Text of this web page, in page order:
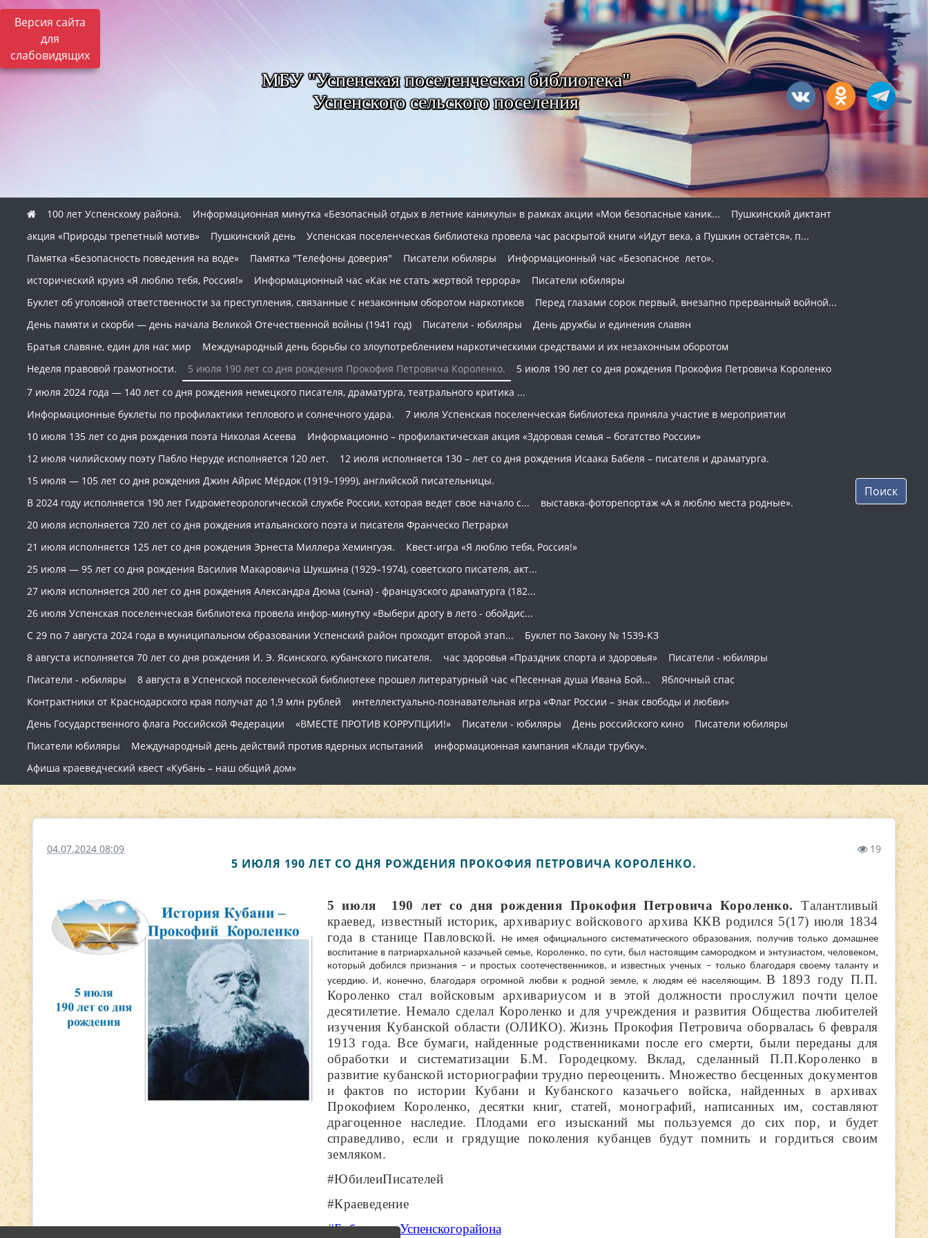
Версия сайта
для
слабовидящих
МБУ "Успенская поселенческая библиотека"
Успенского сельского поселения
100 лет Успенскому района. Информационная минутка «Безопасный отдых в летние каникулы» в рамках акции «Мои безопасные каник...
Пушкинский диктант
акция «Природы трепетный мотив»
Пушкинский день
Успенская поселенческая библиотека провела час раскрытой книги «Идут века, а Пушкин остаётся», п...
Памятка «Безопасность поведения на воде»
Памятка "Телефоны доверия" Писатели юбиляры
Информационный час «Безопасное лето».
исторический круиз «Я люблю тебя, Россия!»
Информационный час «Как не стать жертвой террора»
Писатели юбиляры
Буклет об уголовной ответственности за преступления, связанные с незаконным оборотом наркотиков
Перед глазами сорок первый, внезапно прерванный войной...
День памяти и скорби — день начала Великой Отечественной войны (1941 год)
Писатели - юбиляры
День дружбы и единения славян
Братья славяне, един для нас мир
Международный день борьбы со злоупотреблением наркотическими средствами и их незаконным оборотом
Неделя правовой грамотности.
5 июля 190 лет со дня рождения Прокофия Петровича Короленко.
5 июля 190 лет со дня рождения Прокофия Петровича Короленко
7 июля 2024 года — 140 лет со дня рождения немецкого писателя, драматурга, театрального критика ...
Информационные буклеты по профилактики теплового и солнечного удара.
7 июля Успенская поселенческая библиотека приняла участие в мероприятии
10 июля 135 лет со дня рождения поэта Николая Асеева
Информационно – профилактическая акция «Здоровая семья – богатство России»
12 июля чилийскому поэту Пабло Неруде исполняется 120 лет.
12 июля исполняется 130 – лет со дня рождения Исаака Бабеля – писателя и драматурга.
15 июля — 105 лет со дня рождения Джин Айрис Мёрдок (1919–1999), английской писательницы.
В 2024 году исполняется 190 лет Гидрометеорологической службе России, которая ведет свое начало с...
выставка-фоторепортаж «А я люблю места родные».
20 июля исполняется 720 лет со дня рождения итальянского поэта и писателя Франческо Петрарки
21 июля исполняется 125 лет со дня рождения Эрнеста Миллера Хемингуэя.
Квест-игра «Я люблю тебя, Россия!»
25 июля — 95 лет со дня рождения Василия Макаровича Шукшина (1929–1974), советского писателя, акт...
27 июля исполняется 200 лет со дня рождения Александра Дюма (сына) - французского драматурга (182...
26 июля Успенская поселенческая библиотека провела инфор-минутку «Выбери дрогу в лето - обойдис...
С 29 по 7 августа 2024 года в муниципальном образовании Успенский район проходит второй этап...
Буклет по Закону № 1539-КЗ
8 августа исполняется 70 лет со дня рождения И. Э. Ясинского, кубанского писателя.
час здоровья «Праздник спорта и здоровья»
Писатели - юбиляры
Писатели - юбиляры
8 августа в Успенской поселенческой библиотеке прошел литературный час «Песенная душа Ивана Бой...
Яблочный спас
Контрактники от Краснодарского края получат до 1,9 млн рублей
интеллектуально-познавательная игра «Флаг России – знак свободы и любви»
День Государственного флага Российской Федерации
«ВМЕСТЕ ПРОТИВ КОРРУПЦИИ!» Писатели - юбиляры День российского кино
Писатели юбиляры
Писатели юбиляры
Международный день действий против ядерных испытаний
информационная кампания «Клади трубку».
Афиша краеведческий квест «Кубань – наш общий дом»
Поиск
04.07.2024 08:09 19
5 ИЮЛЯ 190 ЛЕТ СО ДНЯ РОЖДЕНИЯ ПРОКОФИЯ ПЕТРОВИЧА КОРОЛЕНКО.
5 июля 190 лет со дня рождения Прокофия Петровича Короленко. Талантливый
краевед, известный историк, архивариус войскового архива ККВ родился 5(17) июля 1834
года в станице Павловской.
Не имея официального систематического образования, получив только домашнее
воспитание в патриархальной казачьей семье, Короленко, по сути, был настоящим самородком и энтузиастом, человеком,
который добился признания – и простых соотечественников, и известных ученых – только благодаря своему таланту и
усердию. И, конечно, благодаря огромной любви к родной земле, к людям её населяющим. В 1893 году П.П.
Короленко стал войсковым архивариусом и в этой должности прослужил почти целое
десятилетие. Немало сделал Короленко и для учреждения и развития Общества любителей
изучения Кубанской области (ОЛИКО). Жизнь Прокофия Петровича оборвалась 6 февраля
1913 года. Все бумаги, найденные родственниками после его смерти, были переданы для
обработки и систематизации Б.М. Городецкому.
Вклад, сделанный П.П.Короленко в
развитие кубанской историографии трудно переоценить. Множество бесценных документов
и фактов по истории Кубани и Кубанского казачьего войска, найденных в архивах
Прокофием Короленко, десятки книг, статей, монографий, написанных им, составляют
драгоценное наследие. Плодами его изысканий мы пользуемся до сих пор, и будет
справедливо, если и грядущие поколения кубанцев будут помнить и гордиться своим
земляком.
#ЮбилеиПисателей
#Краеведение
#БиблиотекиУспенскогорайона